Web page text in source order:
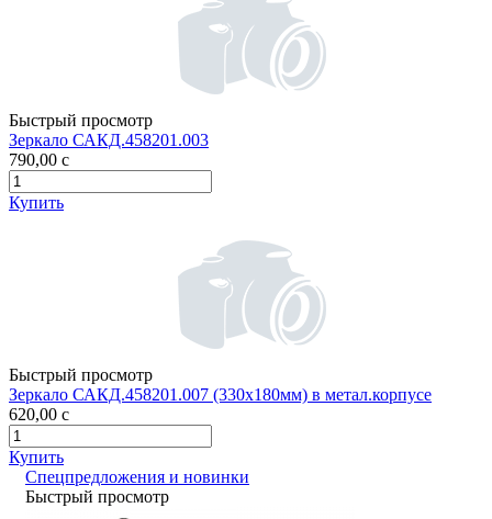
Быстрый просмотр
Зеркало САКД.458201.003
790,00 c
Купить
Быстрый просмотр
Зеркало САКД.458201.007 (330х180мм) в метал.корпусе
620,00 c
Купить
Спецпредложения и новинки
Быстрый просмотр